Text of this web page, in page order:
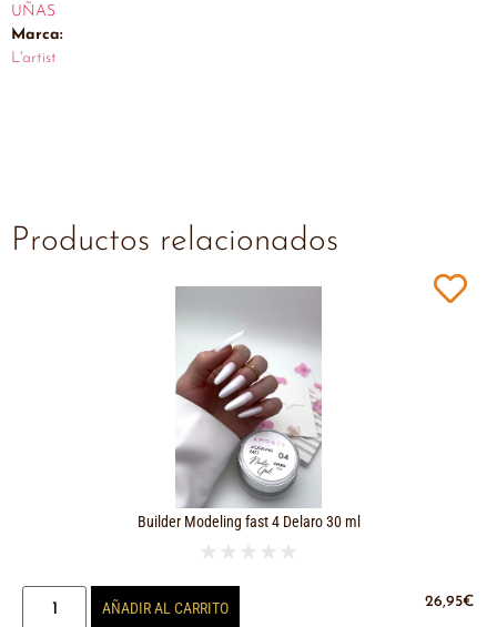
UÑAS
Marca:
L'artist
Productos relacionados
Builder Modeling fast 4 Delaro 30 ml
★ ★ ★ ★ ★
26,95€
AÑADIR AL CARRITO